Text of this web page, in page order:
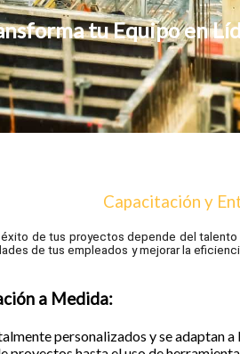
digital
tu Equipo en
Capacitación y
éxito de tus proyectos depende del
de tus empleados y mejorar la
a Medida:
personalizados y se adaptan